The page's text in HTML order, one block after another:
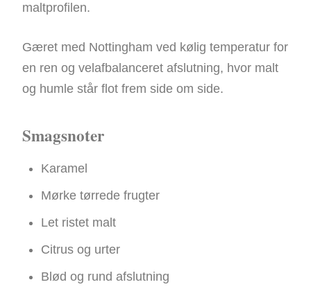
maltprofilen.
Gæret med Nottingham ved kølig temperatur for
en ren og velafbalanceret afslutning, hvor malt
og humle står flot frem side om side.
Smagsnoter
Karamel
Mørke tørrede frugter
Let ristet malt
Citrus og urter
Blød og rund afslutning